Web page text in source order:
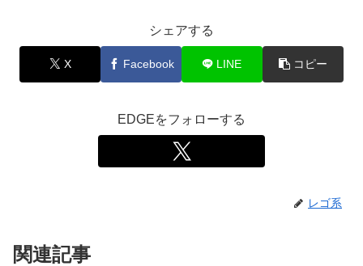
シェアする
X Facebook LINE コピー
EDGEをフォローする
レゴ系
関連記事